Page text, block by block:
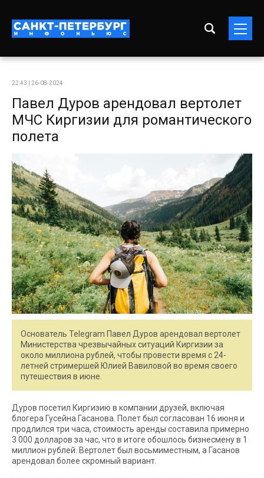
22:43 | 26-08-2024
Павел Дуров арендовал вертолет
МЧС Киргизии для романтического
полета
Основатель Telegram Павел Дуров арендовал вертолет
Министерства чрезвычайных ситуаций Киргизии за
около миллиона рублей, чтобы провести время с 24-
летней стримершей Юлией Вавиловой во время своего
путешествия в июне.
Дуров посетил Киргизию в компании друзей, включая
блогера Гусейна Гасанова. Полет был согласован 16 июня и
продлился три часа, стоимость аренды составила примерно
3 000 долларов за час, что в итоге обошлось бизнесмену в 1
миллион рублей. Вертолет был восьмиместным, а Гасанов
арендовал более скромный вариант.